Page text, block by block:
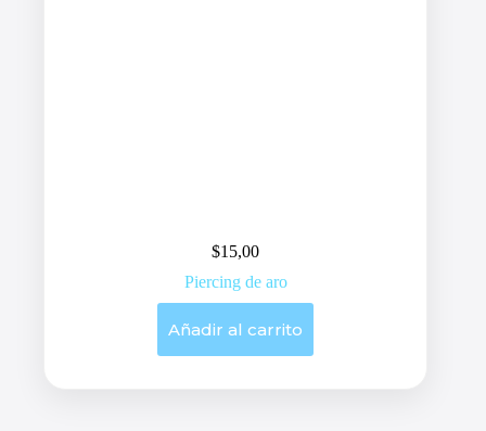
$15,00
Piercing de aro
Añadir al carrito